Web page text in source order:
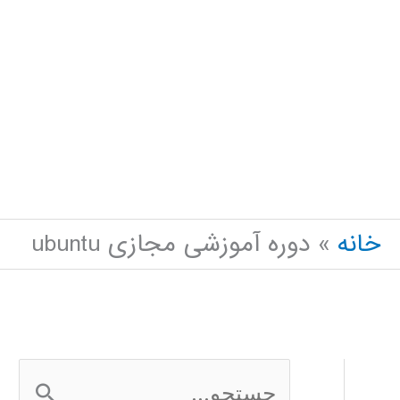
خانه
دوره آموزشی مجازی ubuntu